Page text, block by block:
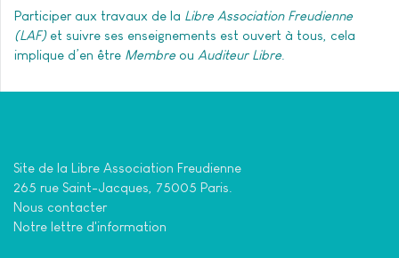
Participer aux travaux de la Libre Association Freudienne
(LAF)et suivre ses enseignements est ouvert à tous, cela
implique d’en être Membre ou Auditeur Libre
Site de la Libre Association Freudienne
265 rue Saint-Jacques, 75005 Paris.
Nous contacter
Notre lettre d'information